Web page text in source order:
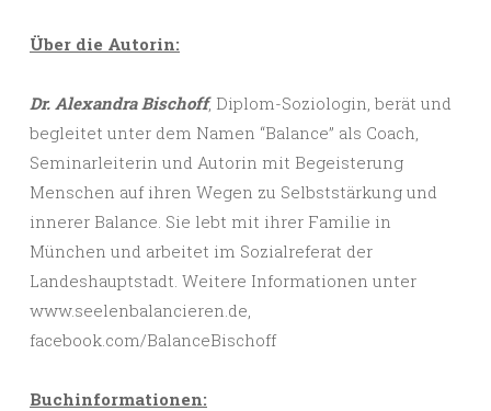
Über die Autorin:
Dr. Alexandra Bischoff, Diplom-Soziologin, berät und
begleitet unter dem Namen “Balance” als Coach,
Seminarleiterin und Autorin mit Begeisterung
Menschen auf ihren Wegen zu Selbststärkung und
innerer Balance. Sie lebt mit ihrer Familie in
München und arbeitet im Sozialreferat der
Landeshauptstadt. Weitere Informationen unter
www.seelenbalancieren.de,
facebook.com/BalanceBischoff
Buchinformationen: